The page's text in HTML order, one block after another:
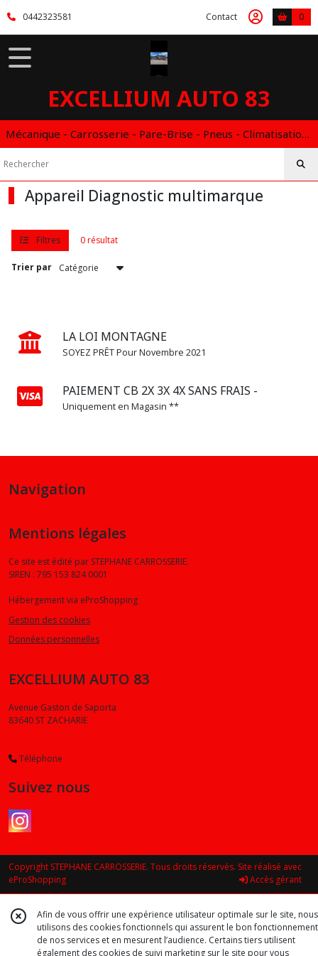
0442323581 Contact 0
EXCELLIUM AUTO 83
Mécanique - Carrosserie - Pare-Brise - Pneus - Climatisation - Entretien - Vidange Boite Auto - Boitier éthanol
Appareil Diagnostic multimarque
Filtres 0 résultat
Trier par
LA LOI MONTAGNE
SOYEZ PRÊT Pour Novembre 2021
PAIEMENT CB 2X 3X 4X SANS FRAIS -
Uniquement en Magasin **
Fermer
FILTRES
Afficher
les
résultats
Navigation
Mentions légales
Ce site est édité par STEPHANE CARROSSERIE.
SIREN : 795 153 824 0001
Hébergement via eProShopping
Gestion des cookies
Données personnelles
EXCELLIUM AUTO 83
Avenue Gaston de Saporta
83640 ST ZACHARIE
Téléphone
Suivez nous
Copyright STEPHANE CARROSSERIE. Tous droits réservés. Site réalisé avec
eProShopping
Accès gérant
Afin de vous offrir une expérience utilisateur optimale sur le site, nous
utilisons des cookies fonctionnels qui assurent le bon fonctionnement
de nos services et en mesurent l’audience. Certains tiers utilisent
également des cookies de suivi marketing sur le site pour vous